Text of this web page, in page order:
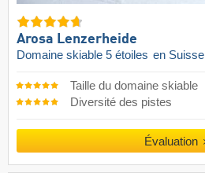
Arosa Lenzerheide
Domaine skiable 5 étoiles en Suisse
Taille du domaine skiable
Diversité des pistes
Évaluation